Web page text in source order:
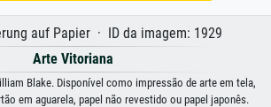
auf Papier · ID da imagem: 1929
Arte Vitoriana
Blake. Disponível como impressão de arte em tela,
em aguarela, papel não revestido ou papel japonês.